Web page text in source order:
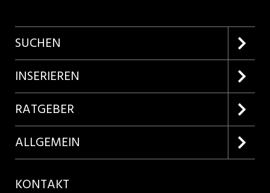
SUCHEN
Firmenprofile entdecken
Lehrstellen suchen
INSERIEREN
Kundenlogin
Inserieren
Produkte
RATGEBER
Lehrberufe entdecken
ALLGEMEIN
KONTAKT